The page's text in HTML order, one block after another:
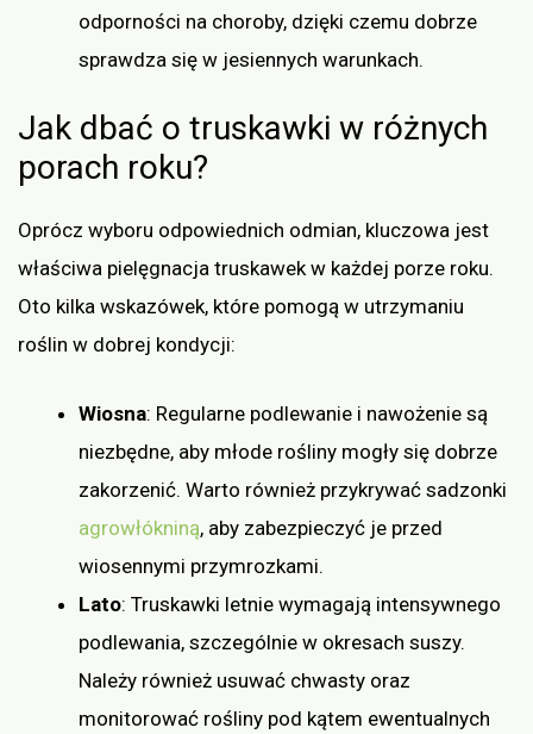
odporności na choroby, dzięki czemu dobrze
sprawdza się w jesiennych warunkach.
Jak dbać o truskawki w różnych
porach roku?
Oprócz wyboru odpowiednich odmian, kluczowa jest
właściwa pielęgnacja truskawek w każdej porze roku.
Oto kilka wskazówek, które pomogą w utrzymaniu
roślin w dobrej kondycji:
Wiosna: Regularne podlewanie i nawożenie są
niezbędne, aby młode rośliny mogły się dobrze
zakorzenić. Warto również przykrywać sadzonki
agrowłókniną, aby zabezpieczyć je przed
wiosennymi przymrozkami.
Lato: Truskawki letnie wymagają intensywnego
podlewania, szczególnie w okresach suszy.
Należy również usuwać chwasty oraz
monitorować rośliny pod kątem ewentualnych